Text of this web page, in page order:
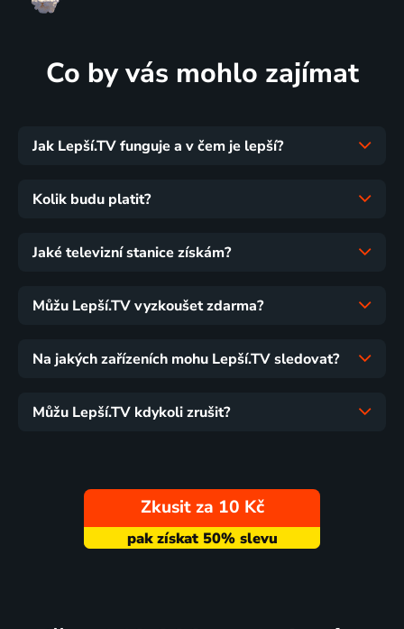
Co by vás mohlo zajímat
Jak Lepší.TV funguje a v čem je lepší?
Kolik budu platit?
Jaké televizní stanice získám?
Můžu Lepší.TV vyzkoušet zdarma?
Na jakých zařízeních mohu Lepší.TV sledovat?
Můžu Lepší.TV kdykoli zrušit?
Zkusit za 10 Kč